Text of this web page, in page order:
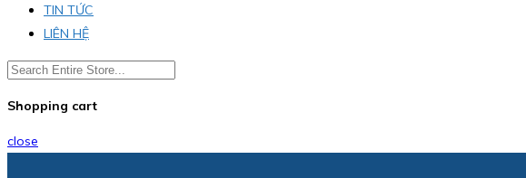
TIN TỨC
LIÊN HỆ
Shopping cart
close